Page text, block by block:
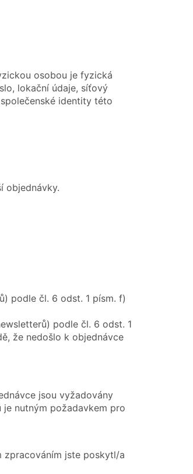
osobou je fyzická
lokační údaje, síťový
identity této
objednávky.
podle čl. 6 odst. 1 písm. f)
podle čl. 6 odst. 1
že nedošlo k objednávce
jsou vyžadovány
nutným požadavkem pro
zpracováním jste poskytl/a